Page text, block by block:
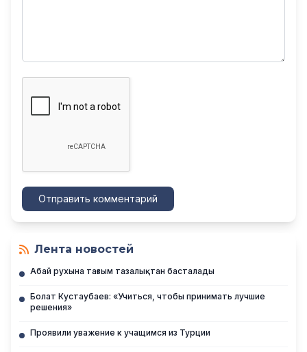
Отправить комментарий
Лента новостей
Абай рухына тағзым тазалықтан басталады
Болат Кустаубаев: «Учиться, чтобы принимать лучшие
решения»
Проявили уважение к учащимся из Турции